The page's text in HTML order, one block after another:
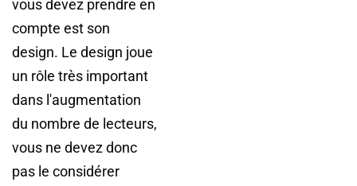
vous devez prendre en
compte est son
design. Le design joue
un rôle très important
dans l'augmentation
du nombre de lecteurs,
vous ne devez donc
pas le considérer